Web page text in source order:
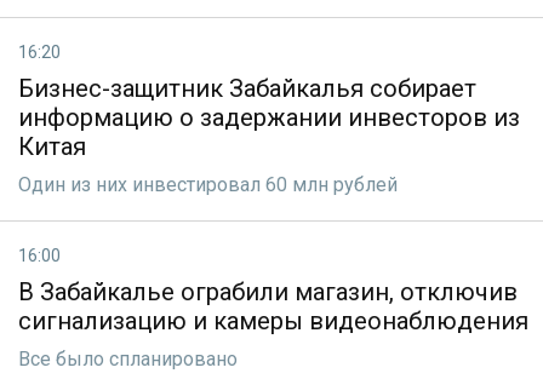
16:20
Бизнес-защитник Забайкалья собирает
информацию о задержании инвесторов из
Китая
Один из них инвестировал 60 млн рублей
16:00
В Забайкалье ограбили магазин, отключив
сигнализацию и камеры видеонаблюдения
Все было спланировано